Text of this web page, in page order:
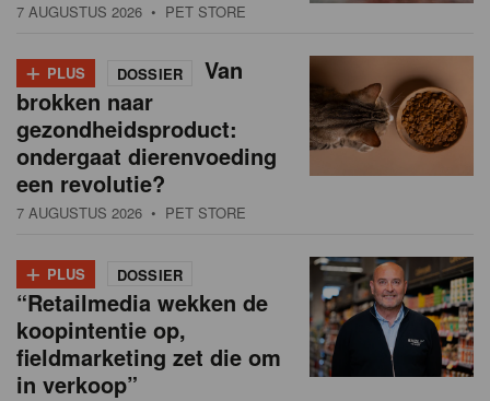
7 AUGUSTUS 2026 • PET STORE
+ PLUS DOSSIER
Van
brokken naar
gezondheidsproduct:
ondergaat dierenvoeding
een revolutie?
7 AUGUSTUS 2026 • PET STORE
+ PLUS DOSSIER
“Retailmedia wekken de
koopintentie op,
fieldmarketing zet die om
in verkoop”